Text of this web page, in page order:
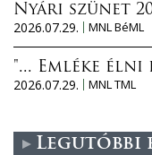
Nyári szünet
2026.07.29.
MNL BéML
"... Emléke
2026.07.29.
MNL TML
Legutóbbi